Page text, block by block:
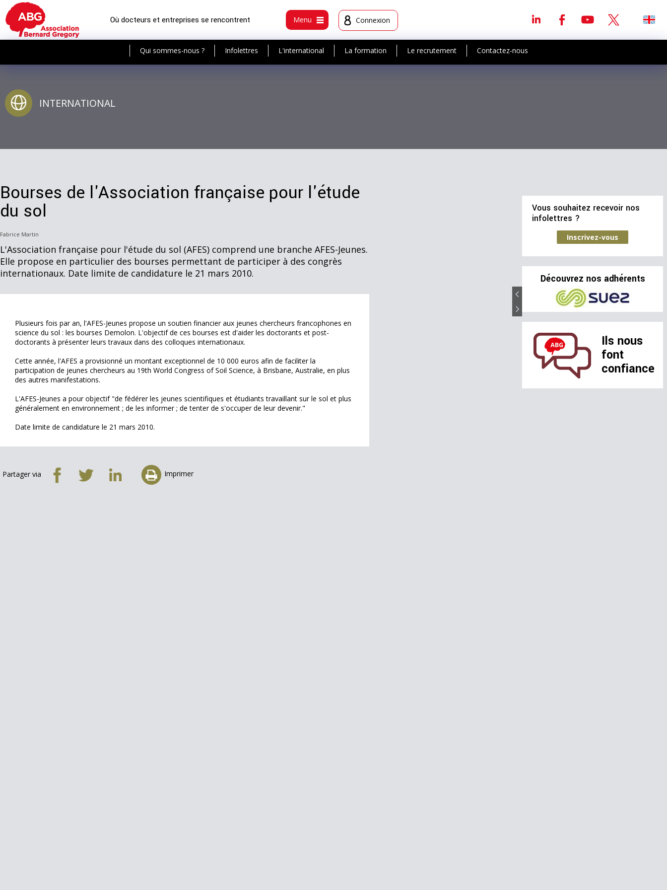
Où docteurs et entreprises se rencontrent Menu Connexion
Qui sommes-nous ? Infolettres L'international La formation Le recrutement Contactez-nous
INTERNATIONAL
Bourses de l'Association française pour l'étude
du sol
Fabrice Martin
L'Association française pour l'étude du sol (AFES) comprend une branche AFES-Jeunes.
Elle propose en particulier des bourses permettant de participer à des congrès
internationaux. Date limite de candidature le 21 mars 2010.
Plusieurs fois par an, l'AFES-Jeunes propose un soutien financier aux jeunes chercheurs francophones en
science du sol : les bourses Demolon. L'objectif de ces bourses est d'aider les doctorants et post-
doctorants à présenter leurs travaux dans des colloques internationaux.
Cette année, l'AFES a provisionné un montant exceptionnel de 10 000 euros afin de faciliter la
participation de jeunes chercheurs au 19th World Congress of Soil Science, à Brisbane, Australie, en plus
des autres manifestations.
L'AFES-Jeunes a pour objectif "de fédérer les jeunes scientifiques et étudiants travaillant sur le sol et plus
généralement en environnement ; de les informer ; de tenter de s'occuper de leur devenir."
Date limite de candidature le 21 mars 2010.
Partager via Imprimer
Vous souhaitez recevoir nos
infolettres ?
Inscrivez-vous
Découvrez nos adhérents
Ils nous
font
confiance